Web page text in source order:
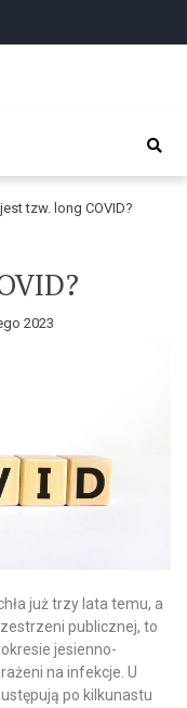
sobą!
tzw. long COVID?
2023
już trzy lata temu, a
publicznej, to
jesienno-
na infekcje. U
po kilkunastu